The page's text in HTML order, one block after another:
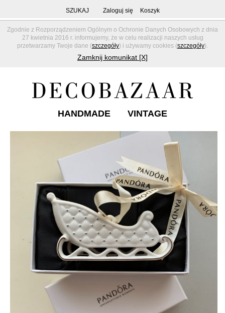
Zgodnie z Rozporządzeniem Ogólnym o Ochronie Danych Osobowych z dnia
27 kwietnia 2016 r. informujemy, że w celu realizacji naszych usług
przetwarzamy Twoje dane (szczegóły) i używamy cookies (szczegóły).
Zamknij komunikat [X]
SZUKAJ Zaloguj się Koszyk
HANDMADE VINTAGE